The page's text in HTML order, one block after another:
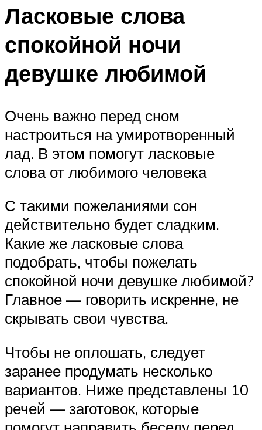
Ласковые слова
спокойной ночи
девушке любимой
Очень важно перед сном
настроиться на умиротворенный
лад. В этом помогут ласковые
слова от любимого человека
С такими пожеланиями сон
действительно будет сладким.
Какие же ласковые слова
подобрать, чтобы пожелать
спокойной ночи девушке любимой?
Главное — говорить искренне, не
скрывать свои чувства.
Чтобы не оплошать, следует
заранее продумать несколько
вариантов. Ниже представлены 10
речей — заготовок, которые